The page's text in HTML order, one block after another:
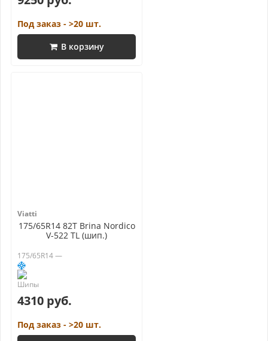
Под заказ - >20 шт.
В корзину
Viatti
175/65R14 82T Brina Nordico
V-522 TL (шип.)
175/65R14 —
4310 руб.
Под заказ - >20 шт.